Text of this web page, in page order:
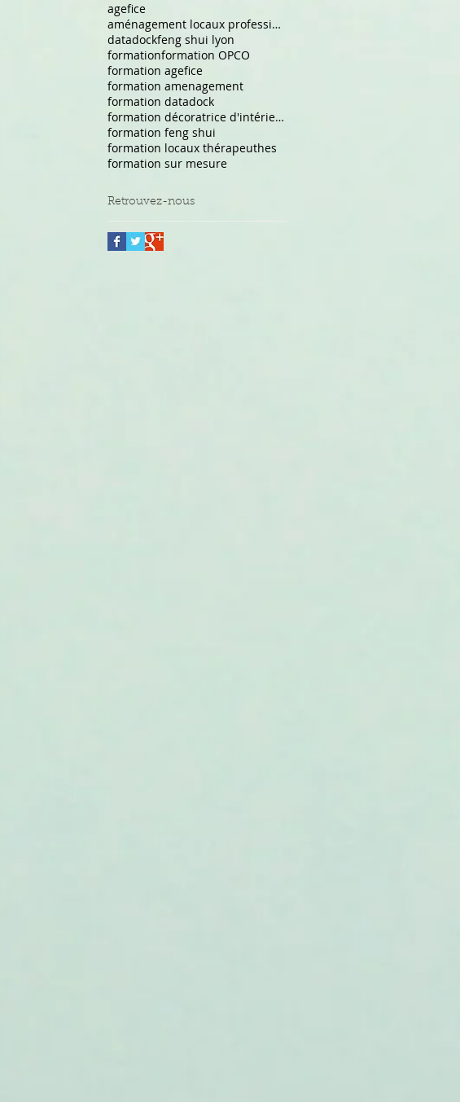
agefice
aménagement locaux professionnels
datadockfeng shui lyon
formationformation OPCO
formation agefice
formation amenagement
formation datadock
formation décoratrice d'intérieur
formation feng shui
formation locaux thérapeuthes
formation sur mesure
Retrouvez-nous